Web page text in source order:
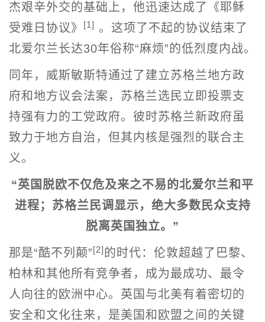
杰艰辛外交的基础上，他迅速达成了《耶稣
受难日协议》
[1] 。这项了不起的协议结束了
北爱尔兰长达30年俗称“麻烦”的低烈度内战。
同年，威斯敏斯特通过了建立苏格兰地方政
府和地方议会法案，苏格兰选民立即投票支
持强有力的工党政府。彼时苏格兰新政府虽
致力于地方自治，但其内核是强烈的联合主
义。
“英国脱欧不仅危及来之不易的北爱尔兰和平
进程；苏格兰民调显示，绝大多数民众支持
脱离英国独立。”
那是“酷不列颠”[2]的时代：伦敦超越了巴黎、
柏林和其他所有竞争者，成为最成功、最令
人向往的欧洲中心。英国与北美有着密切的
安全和文化往来，是美国和欧盟之间的关键